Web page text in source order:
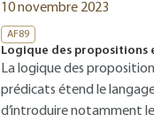
10 novembre 2023
AF89
Logique des propositions
La logique des
prédicats étend le
d’introduire notamment